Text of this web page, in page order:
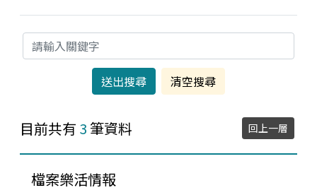
關鍵字
目前共有 3 筆資料 回上一層
檔案樂活情報